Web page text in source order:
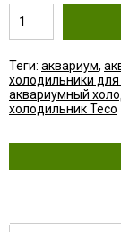
Теги: аквариум,
холодильники
аквариумный
холодильник Teco